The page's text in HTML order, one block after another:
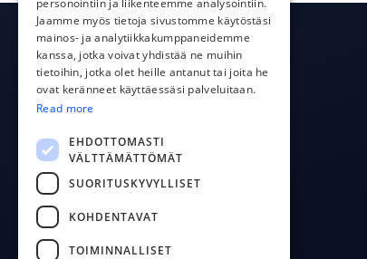
PRODUCT
Integraatiot
Hinta
LATVIAN
POLISH
RUSSIAN
FINNISH
personointiin ja liikenteemme analysointiin.
Jaamme myös tietoja sivustomme käytöstäsi
mainos- ja analytiikkakumppaneidemme
kanssa, jotka voivat yhdistää ne muihin
tietoihin, jotka olet heille antanut tai joita he
ovat keränneet käyttäessäsi palveluitaan.
Read more
EHDOTTOMASTI
VÄLTTÄMÄTTÖMÄT
SUORITUSKYVYLLISET
KOHDENTAVAT
TOIMINNALLISET